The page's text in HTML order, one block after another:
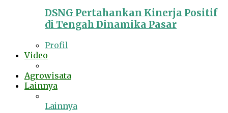
DSNG Pertahankan Kinerja Positif
di Tengah Dinamika Pasar
Profil
Video
Agrowisata
Lainnya
Lainnya